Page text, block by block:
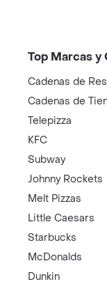
Top Marcas y
Cadenas de
Cadenas de
Telepizza
KFC
Subway
Johnny Rockets
Melt Pizzas
Little Caesars
Starbucks
McDonalds
Dunkin